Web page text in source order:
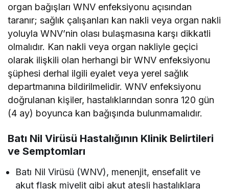
organ bağışları WNV enfeksiyonu açısından
taranır; sağlık çalışanları kan nakli veya organ nakli
yoluyla WNV’nin olası bulaşmasına karşı dikkatli
olmalıdır. Kan nakli veya organ nakliyle geçici
olarak ilişkili olan herhangi bir WNV enfeksiyonu
şüphesi derhal ilgili eyalet veya yerel sağlık
departmanına bildirilmelidir. WNV enfeksiyonu
doğrulanan kişiler, hastalıklarından sonra 120 gün
(4 ay) boyunca kan bağışında bulunmamalıdır.
Batı Nil Virüsü Hastalığının Klinik Belirtileri
ve Semptomları
Batı Nil Virüsü (WNV), menenjit, ensefalit ve
akut flask miyelit gibi akut ateşli hastalıklara